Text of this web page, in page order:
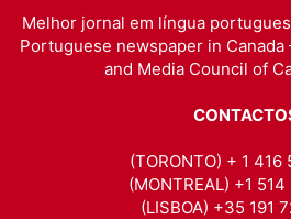
Melhor jornal em língua
Portuguese newspaper in Canada
and Media Council of
(TORONTO) + 1
(MONTREAL) +1
(LISBOA) +35 191